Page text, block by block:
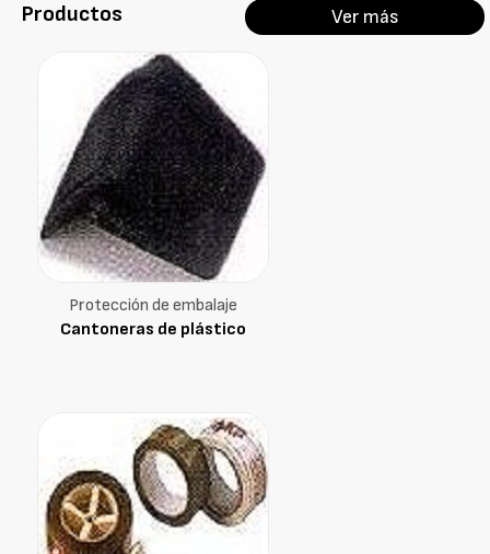
Productos Ver más
Protección de embalaje
Cantoneras de plástico